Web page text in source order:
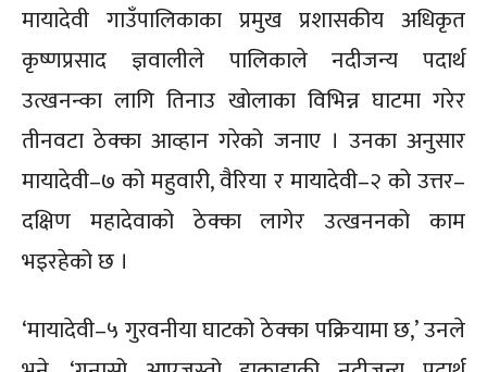
मायादेवी गाउँपालिकाका प्रमुख प्रशासकीय अधिकृत
कृष्णप्रसाद ज्ञवालीले पालिकाले नदीजन्य पदार्थ
उत्खनन्का लागि तिनाउ खोलाका विभिन्न घाटमा गरेर
तीनवटा ठेक्का आव्हान गरेको जनाए । उनका अनुसार
मायादेवी–७ को महुवारी, वैरिया र मायादेवी–२ को उत्तर–
दक्षिण महादेवाको ठेक्का लागेर उत्खननको काम
भइरहेको छ ।
‘मायादेवी–५ गुरवनीया घाटको ठेक्का पक्रियामा छ,’ उनले